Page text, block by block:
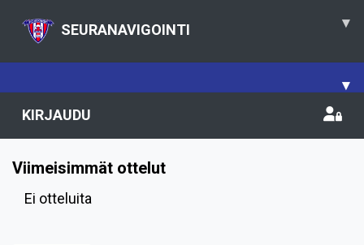
SEURANAVIGOINTI ▾
▾
KIRJAUDU
Viimeisimmät ottelut
Ei otteluita